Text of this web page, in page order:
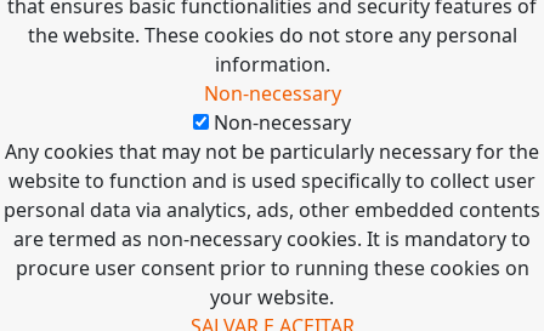
that ensures basic functionalities and security features of
the website. These cookies do not store any personal
information.
Non-necessary
Non-necessary
Any cookies that may not be particularly necessary for the
website to function and is used specifically to collect user
personal data via analytics, ads, other embedded contents
are termed as non-necessary cookies. It is mandatory to
procure user consent prior to running these cookies on
your website.